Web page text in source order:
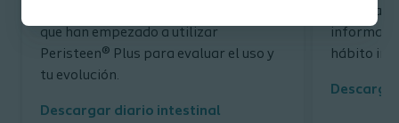
que han empezado a utilizar
Peristeen® Plus para evaluar el uso y
tu evolución.
Descargar diario intestinal
Este
hábito